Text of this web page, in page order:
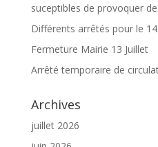
suceptibles de provoquer
Différents arrêtés pour le 14
Fermeture Mairie 13 Juillet
Arrêté temporaire de
Archives
juillet 2026